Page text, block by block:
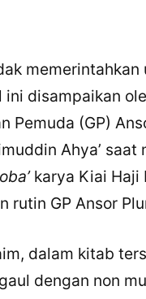
ini disampaikan
Pemuda (GP)
Ahya’ saat
karya Kiai Haji
rutin GP Ansor
dalam kitab
dengan non